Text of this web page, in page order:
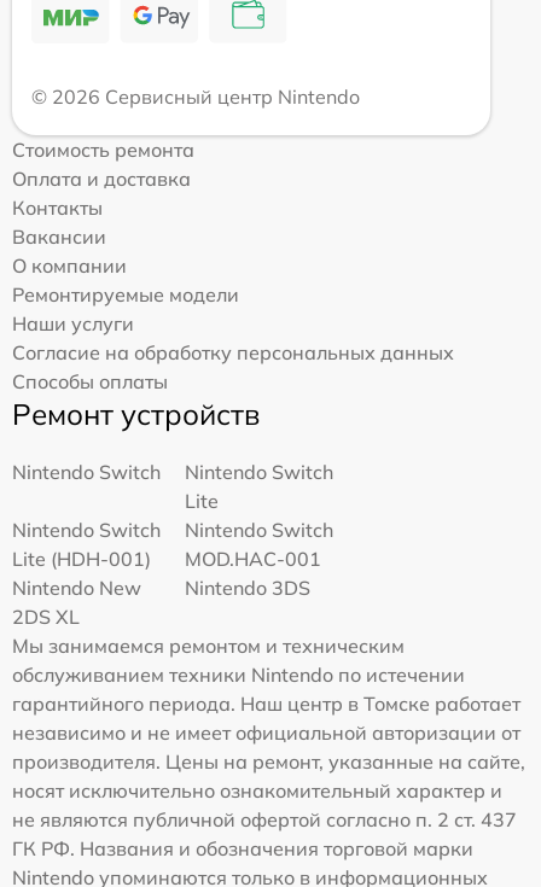
© 2026 Сервисный центр Nintendo
Стоимость ремонта
Оплата и доставка
Контакты
Вакансии
О компании
Ремонтируемые модели
Наши услуги
Согласие на обработку персональных данных
Способы оплаты
Ремонт устройств
Nintendo Switch
Nintendo Switch
Lite
Nintendo Switch
Lite (HDH-001)
Nintendo Switch
MOD.HAC-001
Nintendo New
2DS XL
Nintendo 3DS
Мы занимаемся ремонтом и техническим
обслуживанием техники Nintendo по истечении
гарантийного периода. Наш центр в Томске работает
независимо и не имеет официальной авторизации от
производителя. Цены на ремонт, указанные на сайте,
носят исключительно ознакомительный характер и
не являются публичной офертой согласно п. 2 ст. 437
ГК РФ. Названия и обозначения торговой марки
Nintendo упоминаются только в информационных